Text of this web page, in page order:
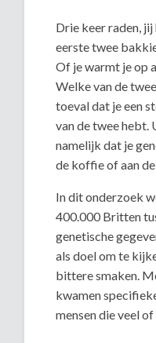
Drie keer raden,
eerste twee
Of je warmt je op
Welke van de
toeval dat je een
van de twee
namelijk dat je
de koffie of aan
In dit onderzoek
400.000 Britten
genetische
als doel om te
bittere smaken.
kwamen
mensen die veel